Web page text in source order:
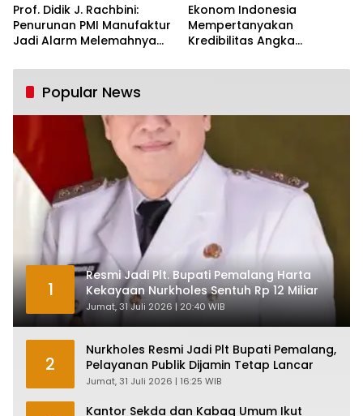
Prof. Didik J. Rachbini:
Penurunan PMI Manufaktur
Jadi Alarm Melemahnya
Ekonom Indonesia
Mempertanyakan
Kredibilitas Angka
Tumbuh Tapi Rapuh
Popular News
1
Resmi Jadi Plt. Bupati Pemalang Harta
Kekayaan Nurkholes Sentuh Rp 12 Miliar
Jumat, 31 Juli 2026 | 20:40 WIB
2
Nurkholes Resmi Jadi Plt Bupati Pemalang,
Pelayanan Publik Dijamin Tetap Lancar
Jumat, 31 Juli 2026 | 16:25 WIB
Kantor Sekda dan Kabag Umum Ikut